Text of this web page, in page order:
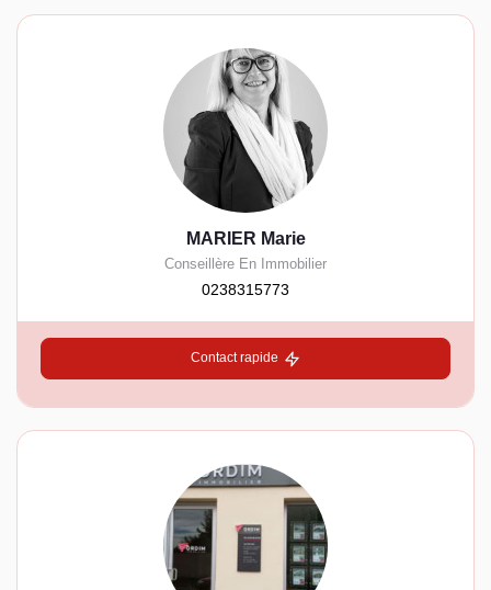
MARIER Marie
Conseillère En Immobilier
0238315773
Contact rapide